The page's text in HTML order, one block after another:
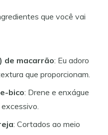
que você vai
de macarrão: Eu adoro
que proporcionam.
bico: Drene e enxágue
: Cortados ao meio